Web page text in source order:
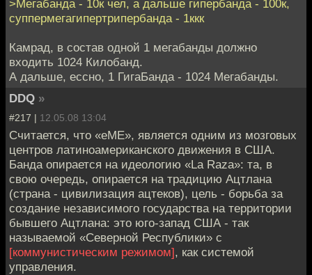
>Мегабанда - 10к чел, а дальше гипербанда - 100к,
суппермегагипертрипербанда - 1ккк
Камрад, в состав одной 1 мегабанды должно
входить 1024 Килобанд.
А дальше, ессно, 1 ГигаБанда - 1024 Мегабанды.
DDQ »
#217 | 12.05.08 13:04
Считается, что «еМЕ», является одним из мозговых
центров латиноамериканского движения в США.
Банда опирается на идеологию «La Raza»: та, в
свою очередь, опирается на традицию Ацтлана
(страна - цивилизация ацтеков), цель - борьба за
создание независимого государства на территории
бывшего Ацтлана: это юго-запад США - так
называемой «Северной Республики» с
[коммунистическим режимом], как системой
управления.